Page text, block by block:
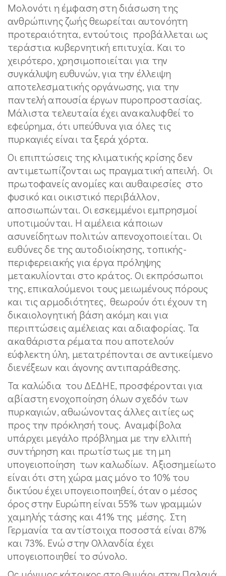
Μολονότι η έμφαση στη διάσωση της
ανθρώπινης ζωής θεωρείται αυτονόητη
προτεραιότητα, εντούτοις προβάλλεται ως
τεράστια κυβερνητική επιτυχία. Και το
χειρότερο, χρησιμοποιείται για την
συγκάλυψη ευθυνών, για την έλλειψη
αποτελεσματικής οργάνωσης, για την
παντελή απουσία έργων πυροπροστασίας.
Μάλιστα τελευταία έχει ανακαλυφθεί το
εφεύρημα, ότι υπεύθυνα για όλες τις
πυρκαγιές είναι τα ξερά χόρτα.
Οι επιπτώσεις της κλιματικής κρίσης δεν
αντιμετωπίζονται ως πραγματική απειλή. Οι
πρωτοφανείς ανομίες και αυθαιρεσίες στο
φυσικό και οικιστικό περιβάλλον,
αποσιωπώνται. Οι εσκεμμένοι εμπρησμοί
υποτιμούνται. Η αμέλεια κάποιων
ασυνείδητων πολιτών απενοχοποιείται. Οι
ευθύνες δε της αυτοδιοίκησης, τοπικής-
περιφερειακής για έργα πρόληψης
μετακυλίονται στο κράτος. Οι εκπρόσωποι
της, επικαλούμενοι τους μειωμένους πόρους
και τις αρμοδιότητες, θεωρούν ότι έχουν τη
δικαιολογητική βάση ακόμη και για
περιπτώσεις αμέλειας και αδιαφορίας. Τα
ακαθάριστα ρέματα που αποτελούν
εύφλεκτη ύλη, μετατρέπονται σε αντικείμενο
διενέξεων και άγονης αντιπαράθεσης.
Τα καλώδια του ΔΕΔΗΕ, προσφέρονται για
αβίαστη ενοχοποίηση όλων σχεδόν των
πυρκαγιών, αθωώνοντας άλλες αιτίες ως
προς την πρόκλησή τους. Αναμφίβολα
υπάρχει μεγάλο πρόβλημα με την ελλιπή
συντήρηση και πρωτίστως με τη μη
υπογειοποίηση των καλωδίων. Αξιοσημείωτο
είναι ότι στη χώρα μας μόνο το 10% του
δικτύου έχει υπογειοποιηθεί, όταν ο μέσος
όρος στην Ευρώπη είναι 55% των γραμμών
χαμηλής τάσης και 41% της μέσης. Στη
Γερμανία τα αντίστοιχα ποσοστά είναι 87%
και 73%. Ενώ στην Ολλανδία έχει
υπογειοποιηθεί το σύνολο.